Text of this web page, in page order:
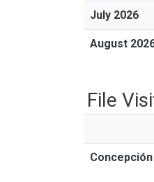
July 2026
August
File